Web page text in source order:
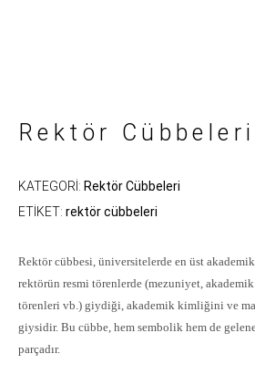
Rektör Cübbeleri
KATEGORI: Rektör Cübbeleri
ETIKET: rektör cübbeleri
Rektör cübbesi, üniversitelerde en üst
rektörün resmi törenlerde (mezuniyet, akademik
törenleri vb.) giydiği, akademik kimliğini ve
giysidir. Bu cübbe, hem sembolik hem de
parçadır.